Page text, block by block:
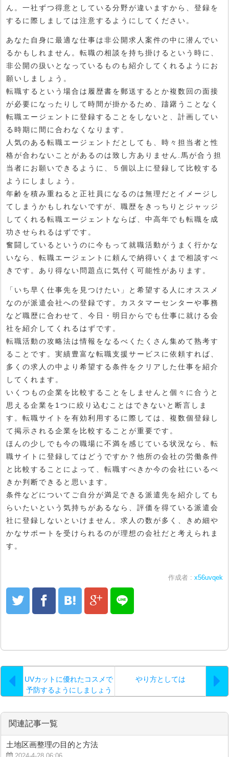
ん。一社ずつ得意としている分野が違いますから、登録を
するに際しましては注意するようにしてください。
あなた自身に最適な仕事は非公開求人案件の中に潜んでい
るかもしれません。転職の相談を持ち掛けるという時に、
非公開の扱いとなっているものも紹介してくれるようにお
願いしましょう。
転職するという場合は履歴書を郵送するとか複数回の面接
が必要になったりして時間が掛かるため、躊躇うことなく
転職エージェントに登録することをしないと、計画してい
る時期に間に合わなくなります。
人気のある転職エージェントだとしても、時々担当者と性
格が合わないことがあるのは致し方ありません.馬が合う担
当者にお願いできるように、５個以上に登録して比較する
ようにしましょう。
年齢を積み重ねると正社員になるのは無理だとイメージし
てしまうかもしれないですが、職歴をきっちりとジャッジ
してくれる転職エージェントならば、中高年でも転職を成
功させられるはずです。
奮闘しているというのに今もって就職活動がうまく行かな
いなら、転職エージェントに頼んで納得いくまで相談すべ
きです。あり得ない問題点に気付く可能性があります。
「いち早く仕事先を見つけたい」と希望する人にオススメ
なのが派遣会社への登録です。カスタマーセンターや事務
など職歴に合わせて、今日・明日からでも仕事に就ける会
社を紹介してくれるはずです。
転職活動の攻略法は情報をなるべくたくさん集めて熟考す
ることです。実績豊富な転職支援サービスに依頼すれば、
多くの求人の中より希望する条件をクリアした仕事を紹介
してくれます。
いくつもの企業を比較することをしませんと個々に合うと
思える企業を1つに絞り込むことはできないと断言しま
す。転職サイトを有効利用するに際しては、複数個登録し
て掲示される企業を比較することが重要です。
ほんの少しでも今の職場に不満を感じている状況なら、転
職サイトに登録してはどうですか？他所の会社の労働条件
と比較することによって、転職すべきか今の会社にいるべ
きか判断できると思います。
条件などについてご自分が満足できる派遣先を紹介しても
らいたいという気持ちがあるなら、評価を得ている派遣会
社に登録しないといけません。求人の数が多く、きめ細や
かなサポートを受けられるのが理想の会社だと考えられま
す。
作成者 : x56uvqek
UVカットに優れたコスメで
予防するようにしましょう
やり方としては
関連記事一覧
土地区画整理の目的と方法